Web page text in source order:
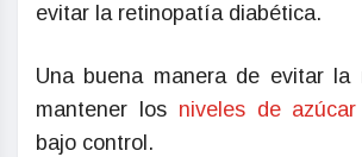
evitar la retinopatía diabética.
Una buena manera de evitar la
mantener los niveles de azúcar
bajo control.